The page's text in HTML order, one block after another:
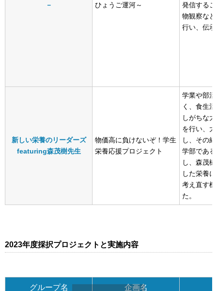
－
ひょうご運河～
発信する
物観察な
行い、伝
新しい栄養のリーダーズ
featuring森茂樹先生
物価高に負けないぞ！学生
栄養応援プロジェクト
学業や部
く、食生
しがちな
を行い、
し、その
学部であ
し、森茂
した栄養
考え直す
た。
2023年度採択プロジェクトと実施内容
グループ名 企画名